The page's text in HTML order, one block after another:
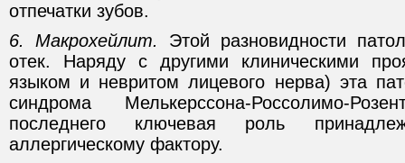
отпечатки зубов.
6. Макрохейлит.
Этой разновидности
отек. Наряду с другими клиническими
языком и невритом лицевого нерва) эта
синдрома Мелькерссона-Россолимо-
последнего ключевая роль
аллергическому фактору.